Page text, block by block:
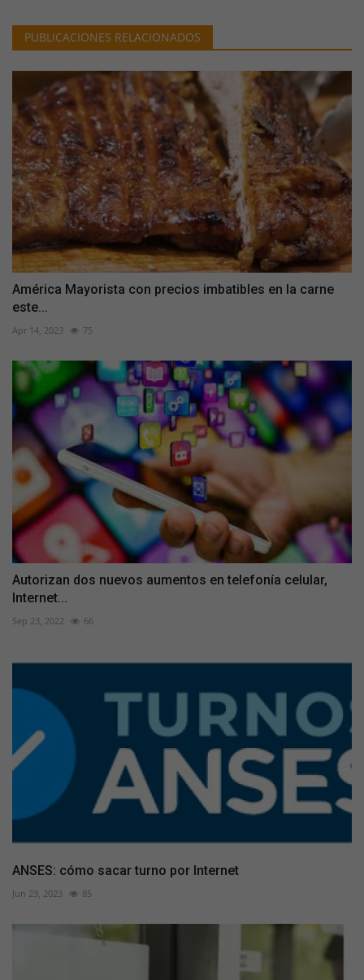
PUBLICACIONES RELACIONADOS
América Mayorista con precios imbatibles en la carne
este...
Apr 14, 2023 75
Autorizan dos nuevos aumentos en telefonía celular,
Internet...
Sep 23, 2022 66
ANSES: cómo sacar turno por Internet
Jun 23, 2023 85